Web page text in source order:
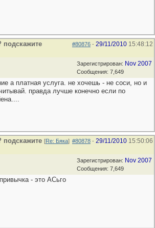
#80876 - 29/11/2010 15:48:12
подскажите
Зарегистрирован: Nov 2007
Сообщения: 7,649
а платная услуга. не хочешь - не соси, но и
правда лучше конечно если по
#80878 - 29/11/2010 15:50:06
подскажите [Re: Бяка]
Зарегистрирован: Nov 2007
Сообщения: 7,649
- это АСьго